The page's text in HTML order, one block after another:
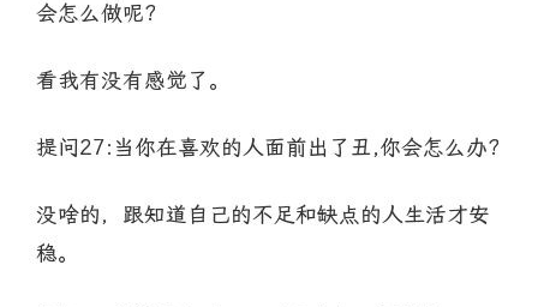
会怎么做呢?
看我有没有感觉了。
提问27:当你在喜欢的人面前出了丑,你会怎么办?
没啥的，跟知道自己的不足和缺点的人生活才安
稳。